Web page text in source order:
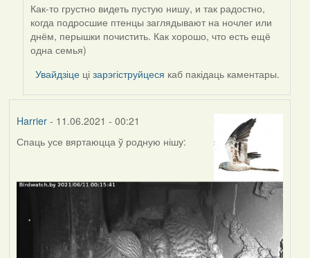
In
reply
to
by
Harrier
Как-то грустно видеть пустую нишу, и так радостно,
когда подросшие птенцы заглядывают на ночлег или
днём, перышки почистить. Как хорошо, что есть ещё
одна семья)
Увайдзіце цізарэгіструйцеся каб пакідаць каментары.
Harrier- 11.06.2021 - 00:21
Спаць усе вяртаюцца ў родную нішу: